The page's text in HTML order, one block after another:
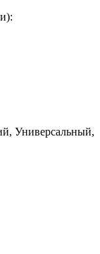
Универсальный,